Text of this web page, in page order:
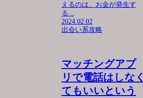
えるのは、お金が発生す
る...
2024.02.02
出会い系攻略
マッチングアプ
リで電話はしなく
てもいいという